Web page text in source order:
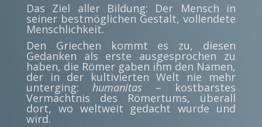
Das Ziel aller Bildung: Der Mensch in
seiner bestmöglichen Gestalt, vollendete
Menschlichkeit.
Den Griechen kommt es zu, diesen
Gedanken als erste ausgesprochen zu
haben, die Römer gaben ihm den Namen,
der in der kultivierten Welt nie mehr
unterging: humanitas – kostbarstes
Vermächtnis des Römertums, überall
dort, wo weltweit gedacht wurde und
wird.